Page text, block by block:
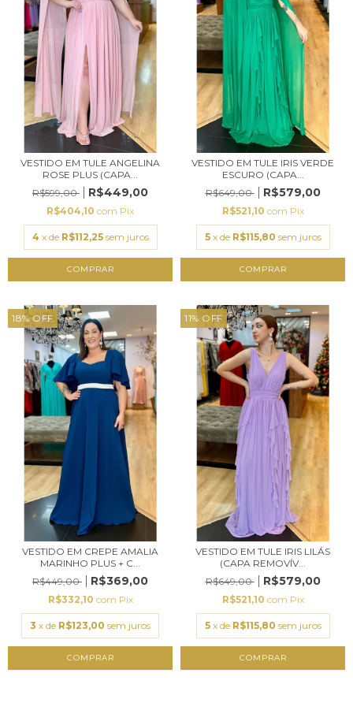
VESTIDO EM TULE ANGELINA
ROSE PLUS (CAPA...
R$599,00
R$449,00
R$404,10 com Pix
4 x de R$112,25 sem juros
COMPRAR
VESTIDO EM TULE IRIS VERDE
ESCURO (CAPA...
R$649,00
R$579,00
R$521,10 com Pix
5 x de R$115,80 sem juros
COMPRAR
18%OFF
VESTIDO EM CREPE AMALIA
MARINHO PLUS + C...
R$449,00
R$369,00
R$332,10 com Pix
3 x de R$123,00 sem juros
COMPRAR
11% OFF
VESTIDO EM TULE IRIS LILÁS
(CAPA REMOVÍV...
R$649,00
R$579,00
R$521,10 com Pix
5 x de R$115,80 sem juros
COMPRAR